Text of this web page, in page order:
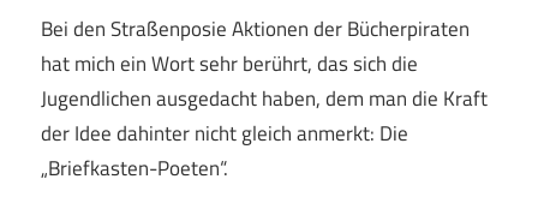
Bei den Straßenposie Aktionen der Bücherpiraten
hat mich ein Wort sehr berührt, das sich die
Jugendlichen ausgedacht haben, dem man die Kraft
der Idee dahinter nicht gleich anmerkt: Die
„Briefkasten-Poeten“.